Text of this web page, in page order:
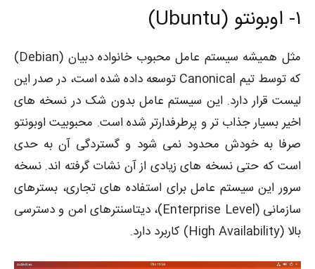
۱- اوبونتو (Ubuntu)
مثل همیشه سیستم عامل محبوب خانواده دبیان (Debian)
که توسط تیم Canonical توسعه داده شده است، در صدر این
لیست قرار دارد. این سیستم عامل بدون شک در نسخه های
اخیر بسیار جذاب تر و پرطرفدارتر شده است. محبوبیت اوبونتو
صرفا به خودش محدود نمی شود و گستردگی آن به حدی
است که حتی نسخه های زیادی از آن نشات گرفته اند. نسخه
سرور این سیستم عامل برای استفاده های تجاری، بسترهای
سازمانی (Enterprise Level)، دیتاسنترهای امن و دسترسی
بالا (High Availability) کاربرد دارد.